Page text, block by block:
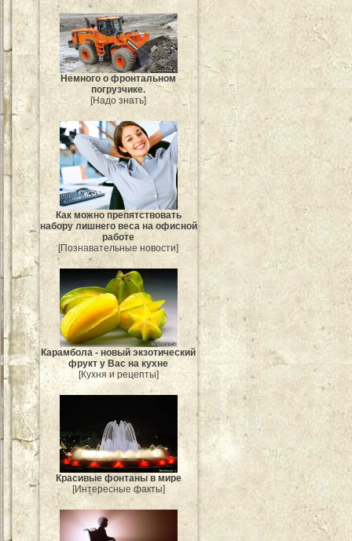
Немного о фронтальном
погрузчике.
[Надо знать]
Как можно препятствовать
набору лишнего веса на офисной
работе
[Познавательные новости]
Карамбола - новый экзотический
фрукт у Вас на кухне
[Кухня и рецепты]
Красивые фонтаны в мире
[Интересные факты]